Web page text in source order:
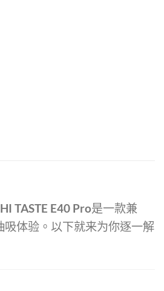
HI TASTE E40 Pro是一款兼
吸体验。以下就来为你逐一解